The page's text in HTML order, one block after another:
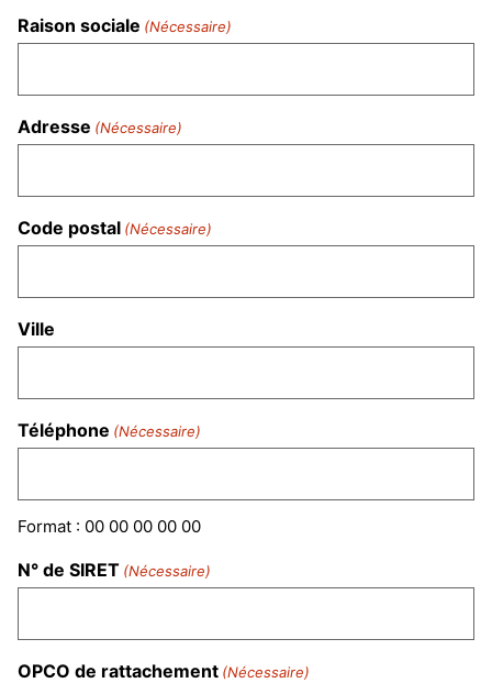
Raison sociale (Nécessaire)
Adresse (Nécessaire)
Code postal (Nécessaire)
Ville
Téléphone (Nécessaire)
Format : 00 00 00 00 00
N° de SIRET (Nécessaire)
OPCO de rattachement (Nécessaire)